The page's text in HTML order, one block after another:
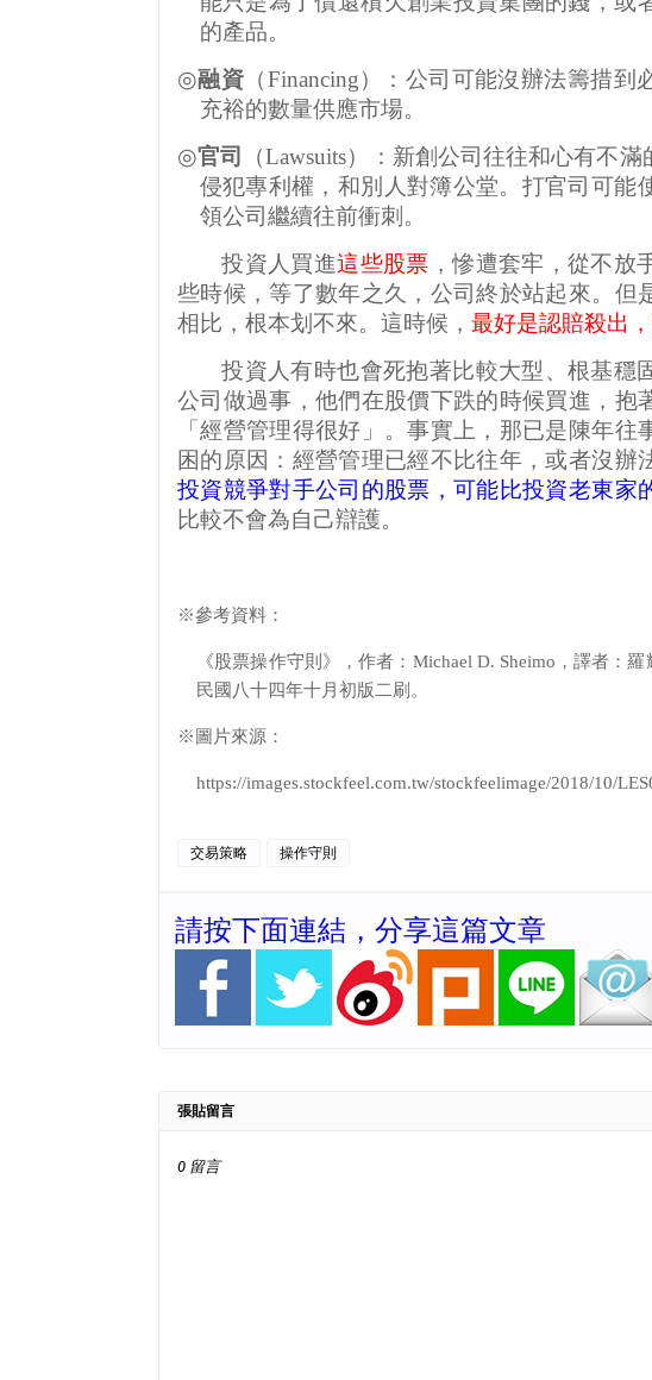
的產品。
◎融資 （Financing）：公司可能沒辦法籌措到
充裕的數量供應市場。
◎官司 （Lawsuits）：新創公司往往和心有不
侵犯專利權，和別人對簿公堂。打官司可能
領公司繼續往前衝刺。
投資人買進這些股票 ，慘遭套牢，從不放
些時候，等了數年之久，公司終於站起來。但
相比，根本划不來。這時候， 最好是認賠殺出
投資人有時也會死抱著比較大型、根基穩
公司做過事，他們在股價下跌的時候買進，抱
「經營管理得很好」。事實上，那已是陳年
困的原因：經營管理已經不比往年，或者沒辦
投資競爭對手公司的股票，可能比投資老東家
比較不會為自己辯護。
※參考資料：
《股票操作守則》，作者： Michael D. Sheimo ，譯者：
民國八十四年十月初版二刷。
※圖片來源：
https://images.stockfeel.com.tw/stockfeelimage/2018/10/
交易策略 操作守則
請按下面連結，分享這篇文章
張貼留言
0 留言